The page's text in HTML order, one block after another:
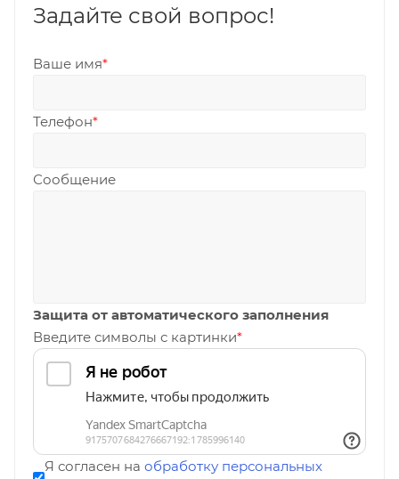
Задайте свой вопрос!
Ваше имя*
Телефон*
Сообщение
Защита от автоматического заполнения
Введите символы с картинки*
Я согласен на обработку персональных